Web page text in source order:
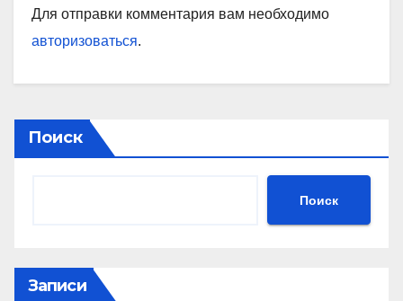
Для отправки комментария вам необходимо
авторизоваться.
Поиск
Поиск
Записи